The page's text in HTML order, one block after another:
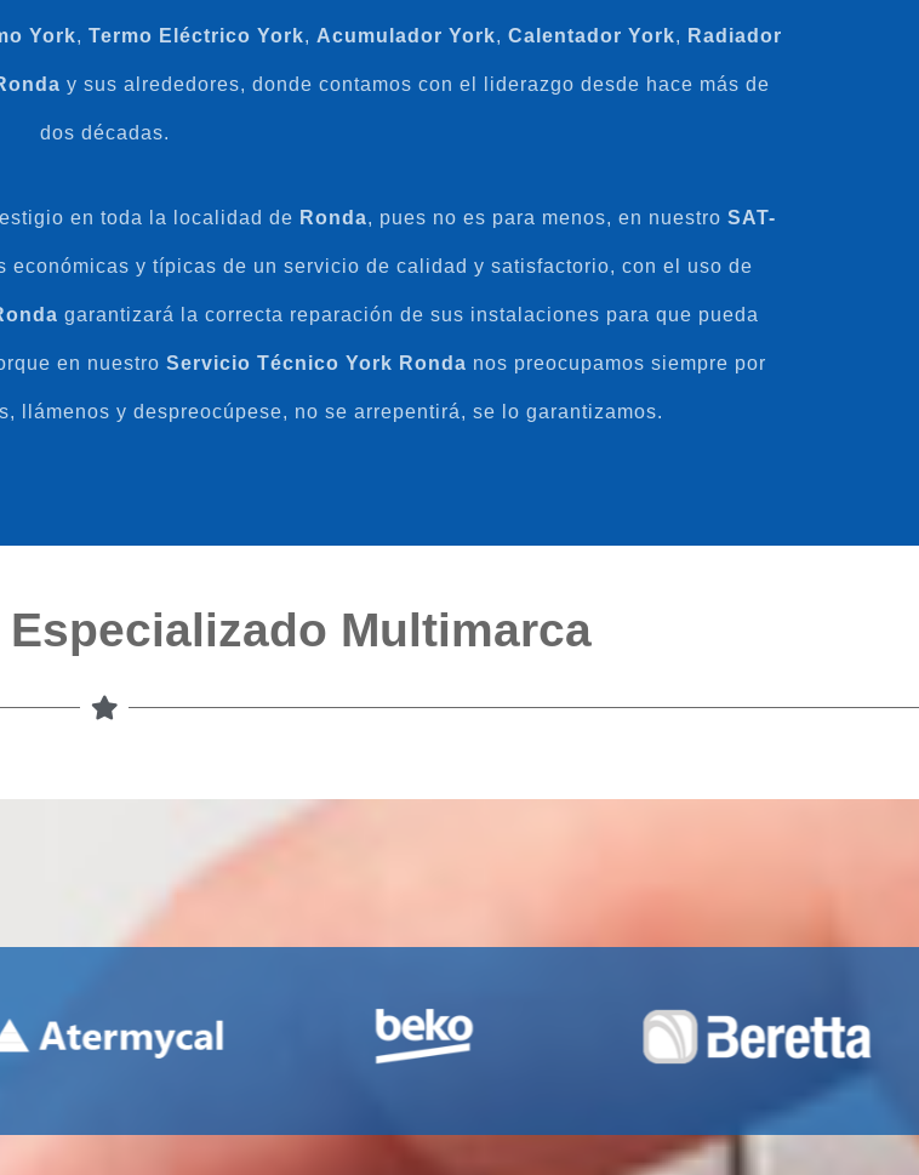
York, Termo Eléctrico York, Acumulador York, Calentador York, Radiador
y sus alrededores, donde contamos con el liderazgo desde hace más de
dos décadas.
en toda la localidad de Ronda, pues no es para menos, en nuestro SAT-
y típicas de un servicio de calidad y satisfactorio, con el uso de
garantizará la correcta reparación de sus instalaciones para que pueda
en nuestro Servicio Técnico York Ronda nos preocupamos siempre por
llámenos y despreocúpese, no se arrepentirá, se lo garantizamos.
Multimarca